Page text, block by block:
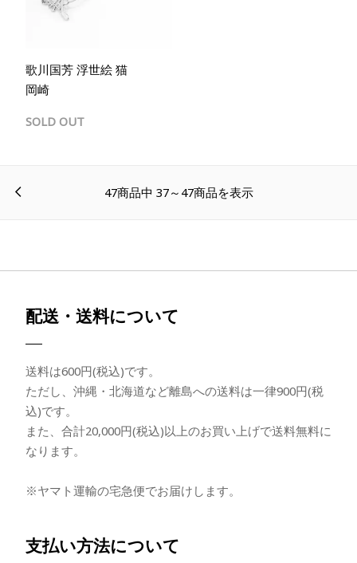
歌川国芳 浮世絵 猫
岡崎
SOLD OUT
47商品中 37～47商品を表示
配送・送料について
送料は600円(税込)です。
ただし、沖縄・北海道など離島への送料は一律900円(税
込)です。
また、合計20,000円(税込)以上のお買い上げで送料無料に
なります。
※ヤマト運輸の宅急便でお届けします。
支払い方法について